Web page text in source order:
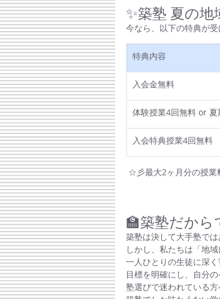
✨築塾 夏の
今なら、以下の特典が受
特典内容
入会金無料
体験授業4回無料 or
入会特典授業4回無料
☆彡最大2ヶ月分の授
🏫築塾だから
築塾は決して大手塾では
しかし、私たちは「地
一人ひとりの生徒に深
目標を明確にし、自分
塾選びで迷われている